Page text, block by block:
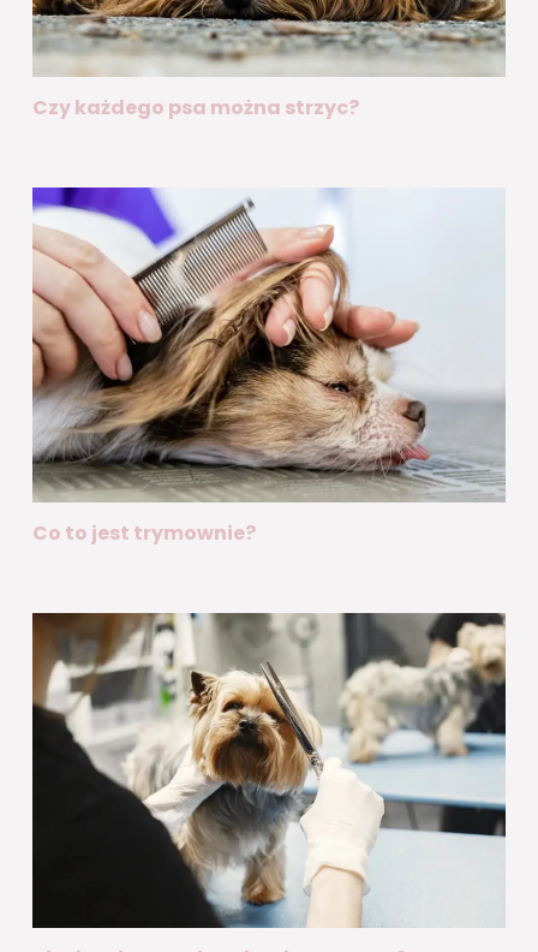
Czy każdego psa można strzyc?
Co to jest trymownie?